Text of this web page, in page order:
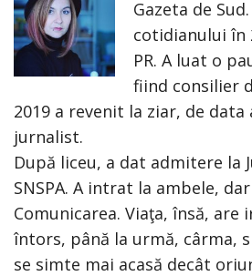
Gazeta de
cotidianului în
PR. A luat o
fiind consilier
2019 a revenit la ziar, de data
jurnalist.
După liceu, a dat admitere la
SNSPA. A intrat la ambele,
Comunicarea. Viaţa, însă, are
întors, până la urmă, cârma,
se simte mai acasă decât